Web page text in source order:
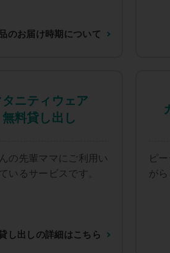
のお届け時期について
タニティウェア
無料貸し出し
の先輩ママにご利用い
いるサービスです。
し出しの詳細はこちら
ピ
が